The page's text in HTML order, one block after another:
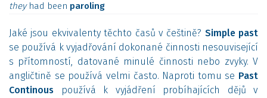
they had been paroling
Jaké jsou ekvivalenty těchto časů v češtině? Simple past
se používá k vyjadřování dokonané činnosti nesouvisející
s přítomností, datované minulé činnosti nebo zvyky. V
angličtině se používá velmi často. Naproti tomu se Past
Continous používá k vyjádření probíhajících dějů v